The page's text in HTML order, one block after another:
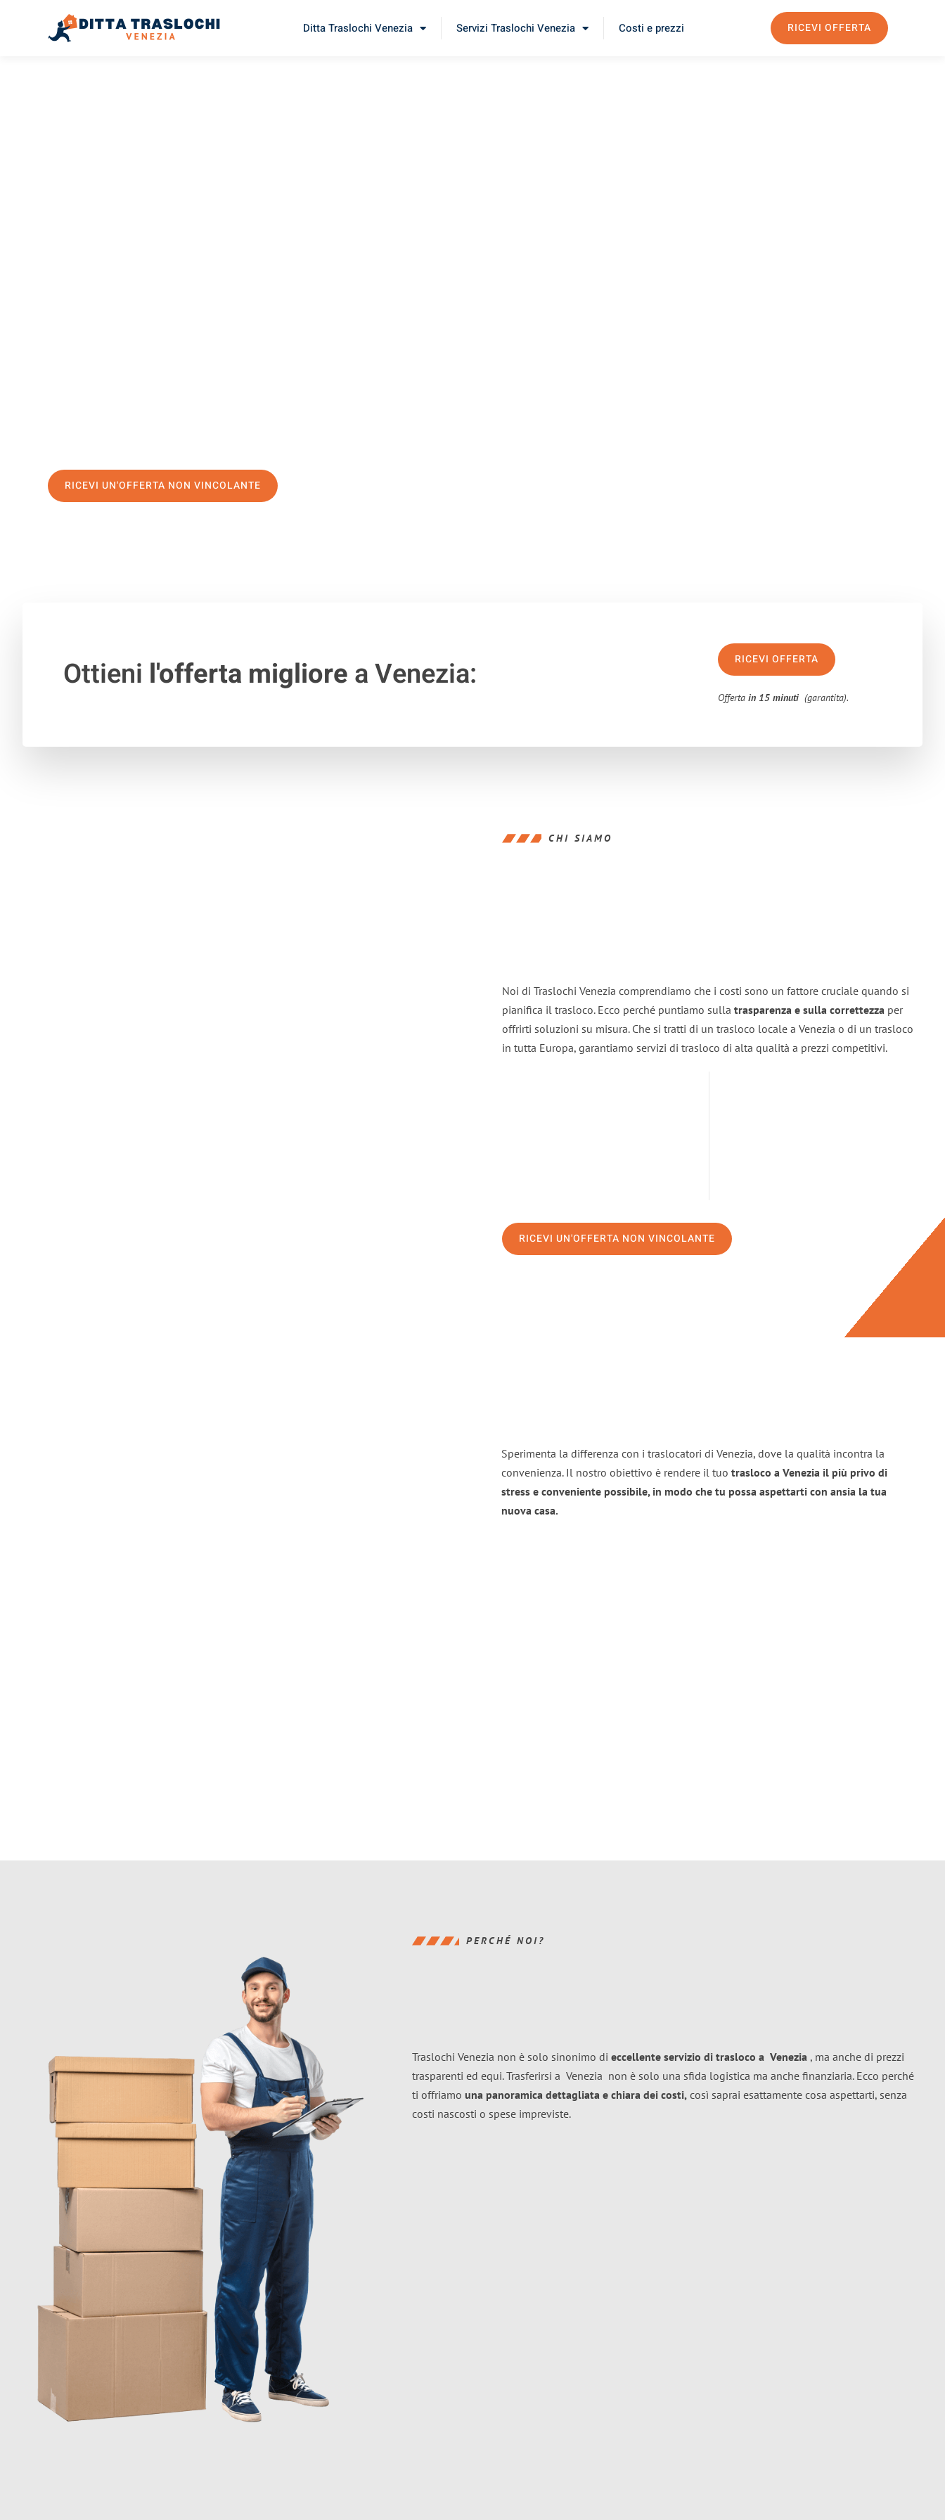
Ditta Traslochi Venezia Servizi Traslochi Venezia Costi e prezzi RICEVI OFFERTA
RICEVI UN'OFFERTA NON VINCOLANTE
Ottieni l'offerta migliorea Venezia: RICEVI OFFERTA
Offertain 15 minuti (garantita).
CHI SIAMO
Noi di Traslochi Venezia comprendiamo che i costi sono un fattore cruciale quando si
pianifica il trasloco. Ecco perché puntiamo sulla trasparenza e sulla correttezza per
offrirti soluzioni su misura. Che si tratti di un trasloco locale a Venezia o di un trasloco
in tutta Europa, garantiamo servizi di trasloco di alta qualità a prezzi competitivi.
RICEVI UN'OFFERTA NON VINCOLANTE
Sperimenta la differenza con i traslocatori di Venezia, dove la qualità incontra la
convenienza. Il nostro obiettivo è rendere il tuo trasloco a Venezia il più privo di
stress e conveniente possibile, in modo che tu possa aspettarti con ansia la tua
nuova casa.
PERCHÉ NOI?
Traslochi Venezia non è solo sinonimo di eccellente servizio di trasloco a Venezia , ma anche di prezzi
trasparenti ed equi. Trasferirsi a Venezia non è solo una sfida logistica ma anche finanziaria. Ecco perché
ti offriamo una panoramica dettagliata e chiara dei costi, così saprai esattamente cosa aspettarti, senza
costi nascosti o spese impreviste.